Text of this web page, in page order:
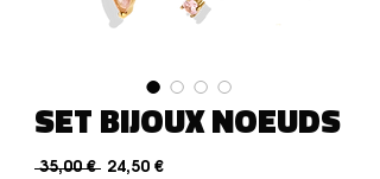
SET BIJOUX NOEUDS
35,00 € Standardpreis
24,50 €Sale-Preis